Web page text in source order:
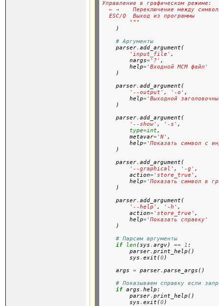
Управление в графическом режиме:
← →    Переключение между
  ESC/Q  Выход из программы
        """
)
# Аргументы
    parser
.add_argument(
'input_file' ,
        nargs
= '?' ,
        help
= 'Входной MCM файл'
    )
    parser
.add_argument(
'--output' , '-o' ,
        help
= 'Выходной
    )
    parser
.add_argument(
'--show' , '-s' ,
type=int,
        metavar
= 'N' ,
        help
= 'Показать символ с
    )
    parser
.add_argument(
'--graphical' , '-g' ,
        action
= 'store_true' ,
        help
= 'Показать символ в
    )
    parser
.add_argument(
'--help' , '-h' ,
        action
= 'store_true' ,
        help
= 'Показать справку'
    )
# Парсим аргументы
if
len (sys .argv) == 1 :
        parser
.print_help()
        sys
.exit(0)
    args
= parser.parse_args()
# Показываем справку если
if args .help:
        parser
.print_help()
        sys
.exit(0)